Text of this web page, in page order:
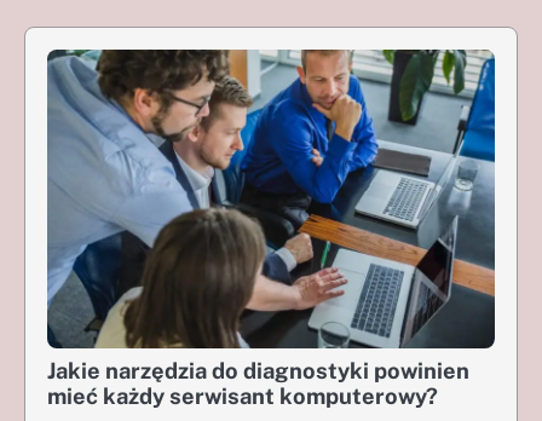
Jakie narzędzia do diagnostyki powinien
mieć każdy serwisant komputerowy?